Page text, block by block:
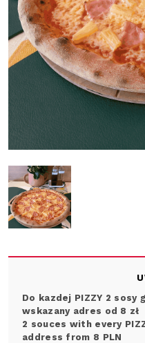
Do kazdej PIZZY 2 sosy
wskazany adres od 8 zł
2 souces with every
address from 8 PLN